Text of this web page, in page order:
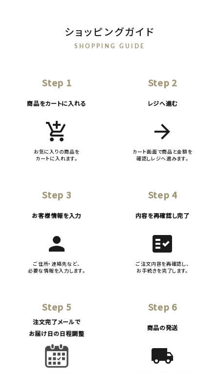
ショッピングガイド
SHOPPING GUIDE
Step 1
商品をカートに入れる
add_shopping_cart
お気に入りの商品を
カートに入れます。
Step 2
レジへ進む
arrow_forward
カート画面で商品と金額を
確認しレジへ進みます。
Step 3
お客様情報を入力
person
ご住所・連絡先など、
必要な情報を入力します。
Step 4
内容を再確認し完了
fact_check
ご注文内容を再確認し、
お手続きを完了します。
Step 5
注文完了メールで
お届け日の日程調整
Step 6
商品の発送
local_shipping